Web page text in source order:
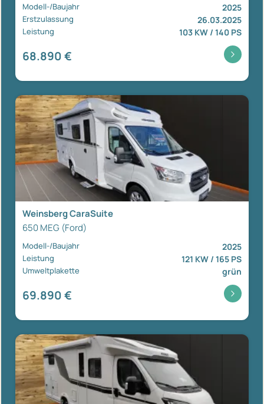
Modell-/Baujahr 2025
Erstzulassung 26.03.2025
Leistung 103 KW / 140 PS
68.890 €
Weinsberg CaraSuite
650 MEG (Ford)
Modell-/Baujahr 2025
Leistung 121 KW / 165 PS
Umweltplakette grün
69.890 €